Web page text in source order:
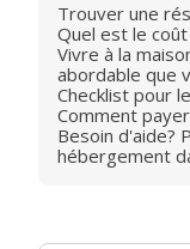
Trouver une
Quel est le
Vivre à la
abordable que
Checklist pour
Comment
Besoin d'aide?
hébergement